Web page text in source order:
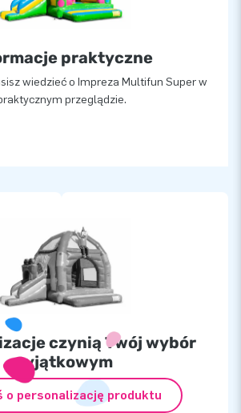
praktyczne
wiedzieć o Impreza Multifun Super w
przeglądzie.
czynią Twój wybór
wyjątkowym
o personalizację produktu